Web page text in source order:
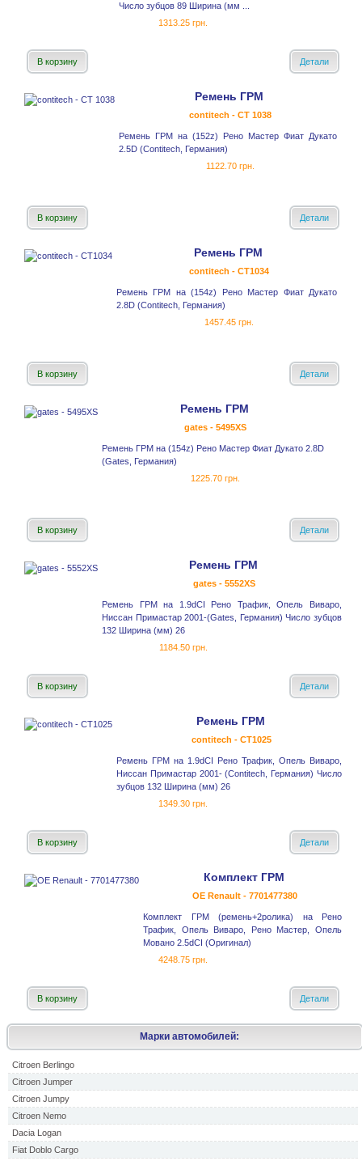
Марки автомобилей:
Citroen Berlingo
Citroen Jumper
Citroen Jumpy
Citroen Nemo
Dacia Logan
Fiat Doblo Cargo
Число зубцов 89 Ширина (мм ...
1313.25 грн.
В корзину Детали
Ремень ГРМ
contitech - CT 1038
Ремень ГРМ на (152z) Рено Мастер Фиат Дукато
2.5D (Contitech, Германия)
1122.70 грн.
В корзину Детали
Ремень ГРМ
contitech - CT1034
Ремень ГРМ на (154z) Рено Мастер Фиат Дукато
2.8D (Contitech, Германия)
1457.45 грн.
В корзину Детали
Ремень ГРМ
gates - 5495XS
Ремень ГРМ на (154z) Рено Мастер Фиат Дукато 2.8D
(Gates, Германия)
1225.70 грн.
В корзину Детали
Ремень ГРМ
gates - 5552XS
Ремень ГРМ на 1.9dCI Рено Трафик, Опель Виваро,
Ниссан Примастар 2001-(Gates, Германия) Число зубцов
132 Ширина (мм) 26
1184.50 грн.
В корзину Детали
Ремень ГРМ
contitech - CT1025
Ремень ГРМ на 1.9dCI Рено Трафик, Опель Виваро,
Ниссан Примастар 2001- (Contitech, Германия) Число
зубцов 132 Ширина (мм) 26
1349.30 грн.
В корзину Детали
Комплект ГРМ
OE Renault - 7701477380
Комплект ГРМ (ремень+2ролика) на Рено
Трафик, Опель Виваро, Рено Мастер, Опель
Мовано 2.5dCI (Оригинал)
4248.75 грн.
В корзину Детали